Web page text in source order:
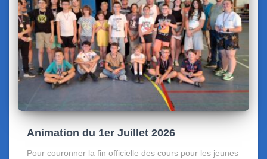
Animation du 1er Juillet 2026
Pour couronner la fin officielle des cours pour les jeunes